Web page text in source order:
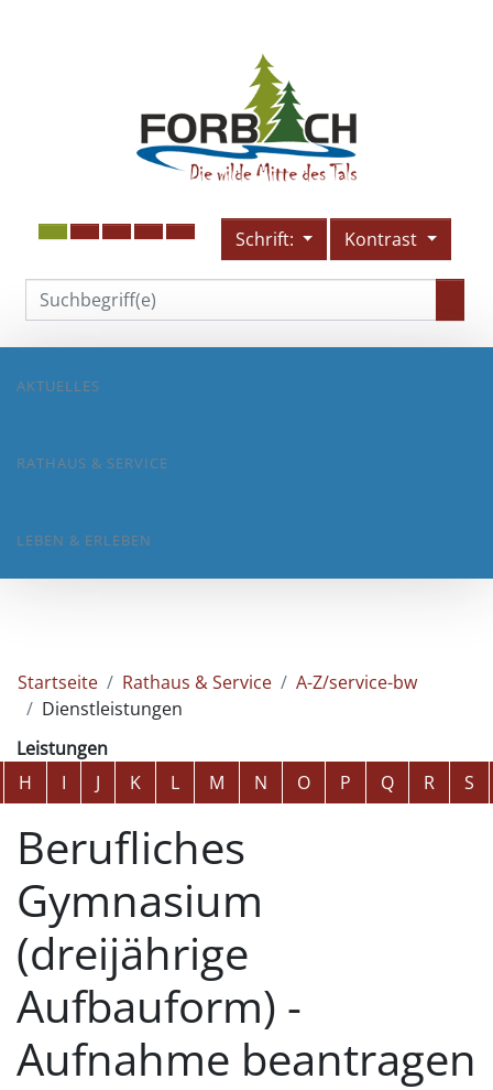
Schrift: Kontrast
AKTUELLES
RATHAUS & SERVICE
LEBEN & ERLEBEN
Startseite Rathaus & Service
A-Z/service-bw
Dienstleistungen
Leistungen
Alphabetisches Register überspringen
H I J K L M N O P Q R S
Berufliches
Gymnasium
(dreijährige
Aufbauform) -
Aufnahme beantragen